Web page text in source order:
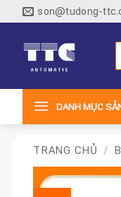
qua
son@tudong-
DANH MỤC
TRANG CHỦ /